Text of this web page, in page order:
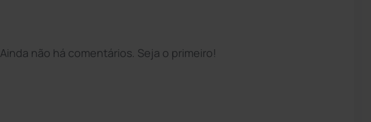
Ainda não há comentários. Seja o primeiro!